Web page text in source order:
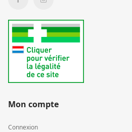
Mon compte
Connexion